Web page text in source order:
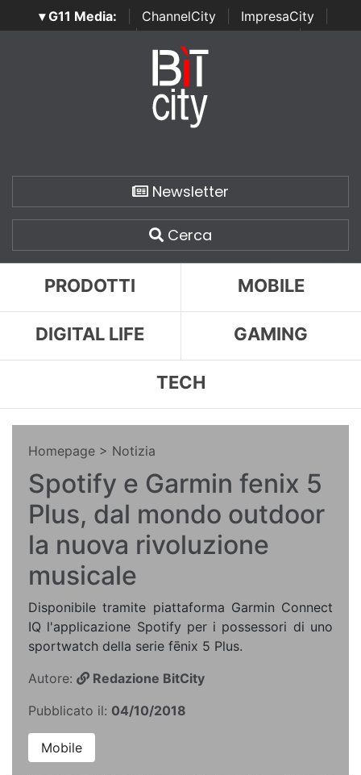
▾ G11 Media: ChannelCity ImpresaCity
SecurityOpenLab | Italian Channel Awards | Italian
Italian Security Awards
Newsletter
Cerca
PRODOTTI MOBILE
DIGITAL LIFE GAMING
TECH
Homepage > Notizia
Spotify e Garmin fenix 5
Plus, dal mondo outdoor
la nuova rivoluzione
musicale
Disponibile tramite piattaforma Garmin Connect
IQ l'applicazione Spotify per i possessori di uno
sportwatch della serie fēnix 5 Plus.
Autore:
Redazione BitCity
Pubblicato il: 04/10/2018
Mobile